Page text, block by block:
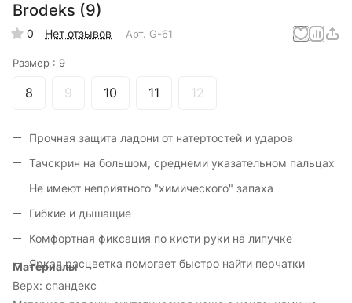
Brodeks (9)
0 Нет отзывов Арт. G-61
Размер : 9
8 9 10 11 12
Прочная защита ладони от натертостей и ударов
Тачскрин на большом, среднеми указательном пальцах
Не имеют неприятного "химического" запаха
Гибкие и дышащие
Комфортная фиксация по кисти руки на липучке
Яркая расцветка помогает быстро найти перчатки
Материалы
Верх: спандекс